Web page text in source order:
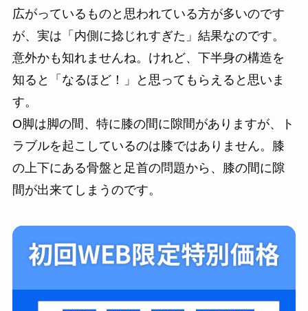
広がっているものと思われている方が多いのです
が、実は「内側に捻じれすぎた」結果なのです。
意外かも知れませんね。けれど、下半身の構造を
知ると「なるほど！」と思ってもらえると思いま
す。
O脚は脚の間、特に膝の間に隙間がありますが、ト
ラブルを起こしているのは膝ではありません。膝
の上下にある骨盤と足首の問題から、膝の間に隙
間が出来てしまうのです。